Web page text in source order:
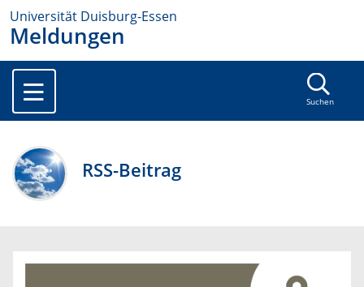
Universität Duisburg-Essen
Meldungen
Suchen
RSS-Beitrag